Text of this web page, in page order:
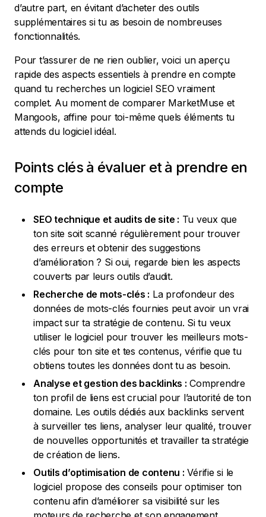
d’autre part, en évitant d’acheter des outils
supplémentaires si tu as besoin de nombreuses
fonctionnalités.
Pour t’assurer de ne rien oublier, voici un aperçu
rapide des aspects essentiels à prendre en compte
quand tu recherches un logiciel SEO vraiment
complet. Au moment de comparer MarketMuse et
Mangools, affine pour toi-même quels éléments tu
attends du logiciel idéal.
Points clés à évaluer et à prendre en
compte
SEO technique et audits de site : Tu veux que
ton site soit scanné régulièrement pour trouver
des erreurs et obtenir des suggestions
d’amélioration ? Si oui, regarde bien les aspects
couverts par leurs outils d’audit.
Recherche de mots-clés : La profondeur des
données de mots-clés fournies peut avoir un vrai
impact sur ta stratégie de contenu. Si tu veux
utiliser le logiciel pour trouver les meilleurs mots-
clés pour ton site et tes contenus, vérifie que tu
obtiens toutes les données dont tu as besoin.
Analyse et gestion des backlinks : Comprendre
ton profil de liens est crucial pour l’autorité de ton
domaine. Les outils dédiés aux backlinks servent
à surveiller tes liens, analyser leur qualité, trouver
de nouvelles opportunités et travailler ta stratégie
de création de liens.
Outils d’optimisation de contenu : Vérifie si le
logiciel propose des conseils pour optimiser ton
contenu afin d’améliorer sa visibilité sur les